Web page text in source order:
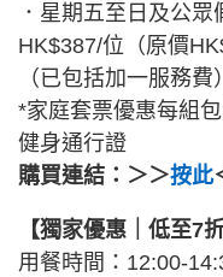
．星期五至日及公
HK$387/位（原價
（已包括加一服務費）
*家庭套票優惠每組
健身通行證
購買連結：＞＞按此
【獨家優惠｜低至7
用餐時間：12:00-